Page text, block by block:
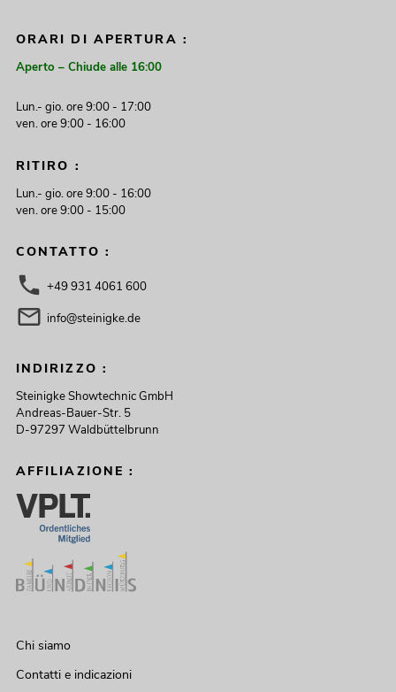
ORARI DI APERTURA :
Aperto – Chiude alle 16:00
Lun.- gio. ore 9:00 - 17:00
ven. ore 9:00 - 16:00
RITIRO :
Lun.- gio. ore 9:00 - 16:00
ven. ore 9:00 - 15:00
CONTATTO :
+49 931 4061 600
info@steinigke.de
INDIRIZZO :
Steinigke Showtechnic GmbH
Andreas-Bauer-Str. 5
D-97297 Waldbüttelbrunn
AFFILIAZIONE :
Chi siamo
Contatti e indicazioni